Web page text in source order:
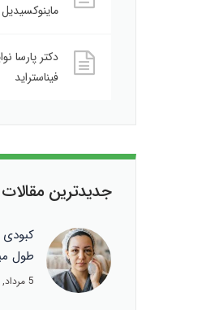
ماینوکسیدیل
دکتر پارسا
فیناستراید
جدیدترین مقالات
کبودی
طول
5 مرداد, 1405